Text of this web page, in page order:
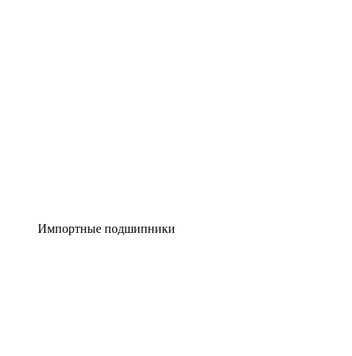
Импортные подшипники